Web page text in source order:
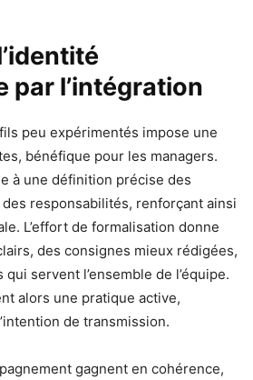
par l’intégration
peu expérimentés impose une
bénéfique pour les managers.
à une définition précise des
responsabilités, renforçant ainsi
L’effort de formalisation donne
des consignes mieux rédigées,
servent l’ensemble de l’équipe.
alors une pratique active,
de transmission.
gagnent en cohérence,